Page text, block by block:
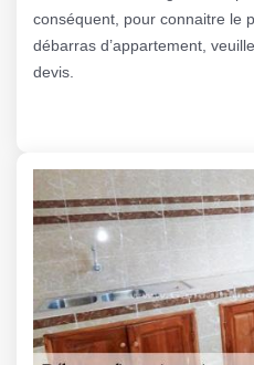
conséquent, pour connaitre le
débarras d’appartement,
devis.